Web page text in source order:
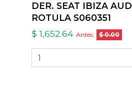
DER. SEAT IBIZA
ROTULA S060351
$ 1,652.64 Antes: $ 0.00